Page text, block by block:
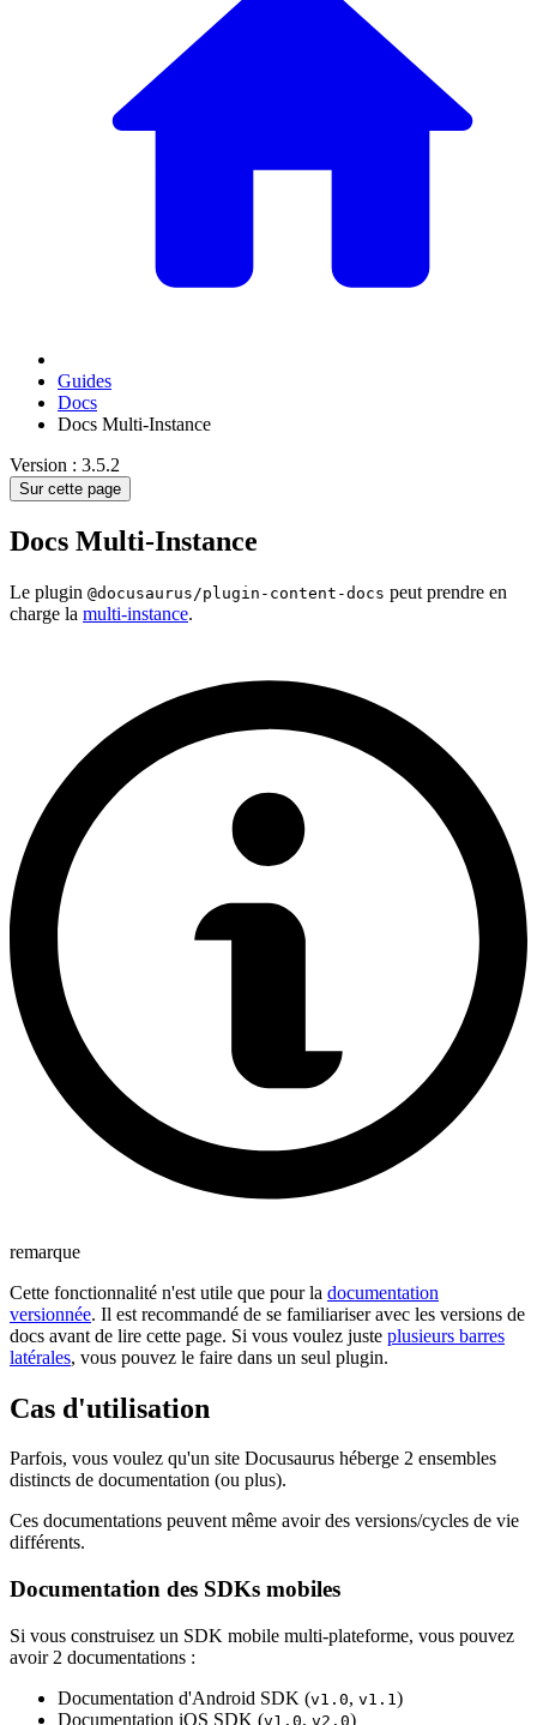
Guides
Docs
Docs Multi-Instance
Version : 3.5.2
Sur cette page
Docs Multi-Instance
Le plugin @docusaurus/plugin-content-docs peut prendre en
charge la multi-instance.
remarque
Cette fonctionnalité n'est utile que pour la documentation
versionnée. Il est recommandé de se familiariser avec les versions de
docs avant de lire cette page. Si vous voulez juste plusieurs barres
latérales, vous pouvez le faire dans un seul plugin.
Cas d'utilisation
Parfois, vous voulez qu'un site Docusaurus héberge 2 ensembles
distincts de documentation (ou plus).
Ces documentations peuvent même avoir des versions/cycles de vie
différents.
Documentation des SDKs mobiles
Si vous construisez un SDK mobile multi-plateforme, vous pouvez
avoir 2 documentations :
Documentation d'Android SDK (v1.0, v1.1 )
Documentation iOS SDK (v1.0, v2.0)